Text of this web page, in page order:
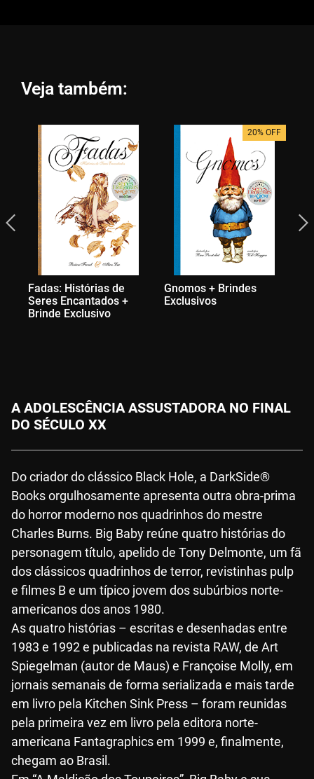
Veja também:
Fadas: Histórias de
Seres Encantados +
Brinde Exclusivo
20% OFF
Gnomos + Brindes
Exclusivos
A ADOLESCÊNCIA ASSUSTADORA NO FINAL
DO SÉCULO XX
Do criador do clássico Black Hole, a DarkSide®
Books orgulhosamente apresenta outra obra-prima
do horror moderno nos quadrinhos do mestre
Charles Burns. Big Baby reúne quatro histórias do
personagem título, apelido de Tony Delmonte, um fã
dos clássicos quadrinhos de terror, revistinhas pulp
e filmes B e um típico jovem dos subúrbios norte-
americanos dos anos 1980.
As quatro histórias – escritas e desenhadas entre
1983 e 1992 e publicadas na revista RAW, de Art
Spiegelman (autor de Maus) e Françoise Molly, em
jornais semanais de forma serializada e mais tarde
em livro pela Kitchen Sink Press – foram reunidas
pela primeira vez em livro pela editora norte-
americana Fantagraphics em 1999 e, finalmente,
chegam ao Brasil.